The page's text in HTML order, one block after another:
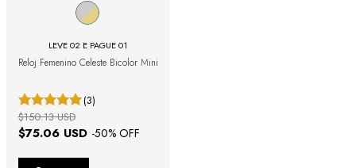
LEVE 02 E PAGUE 01
Reloj Femenino Celeste Bicolor Mini
(3)
$75.06 USD -50% OFF
$150.13 USD